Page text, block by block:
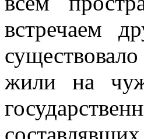
встречаем
жили на